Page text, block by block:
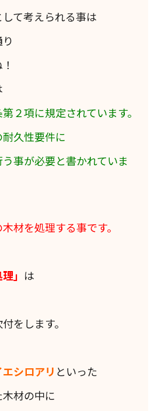
て考えられる事は
２項に規定されています。
久性要件に
事が必要と書かれていま
材を処理する事です。
」 は
をします。
エシロアリ といった
材の中に